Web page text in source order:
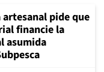
artesanal pide que
financie la
asumida